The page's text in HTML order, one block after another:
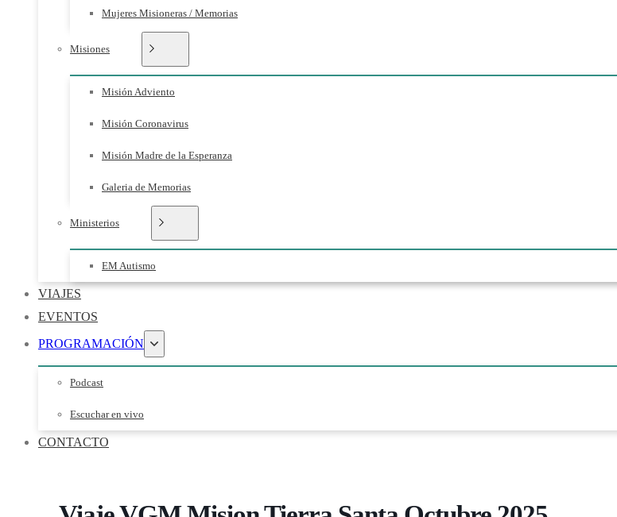
Mujeres Misioneras / Memorias
Misiones
Misión Adviento
Misión Coronavirus
Misión Madre de la Esperanza
Galeria de Memorias
Ministerios
EM Autismo
VIAJES
EVENTOS
PROGRAMACIÓN
Podcast
Escuchar en vivo
CONTACTO